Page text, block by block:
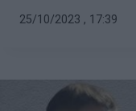
25/10/2023 , 17:39